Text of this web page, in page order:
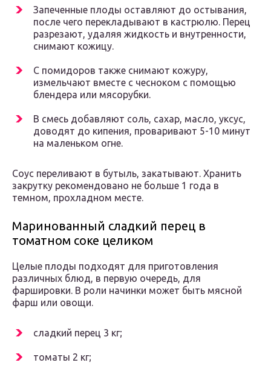
Запеченные плоды оставляют до остывания,
после чего перекладывают в кастрюлю. Перец
разрезают, удаляя жидкость и внутренности,
снимают кожицу.
С помидоров также снимают кожуру,
измельчают вместе с чесноком с помощью
блендера или мясорубки.
В смесь добавляют соль, сахар, масло, уксус,
доводят до кипения, проваривают 5-10 минут
на маленьком огне.
Соус переливают в бутыль, закатывают. Хранить
закрутку рекомендовано не больше 1 года в
темном, прохладном месте.
Маринованный сладкий перец в
томатном соке целиком
Целые плоды подходят для приготовления
различных блюд, в первую очередь, для
фаршировки. В роли начинки может быть мясной
фарш или овощи.
сладкий перец 3 кг;
томаты 2 кг;